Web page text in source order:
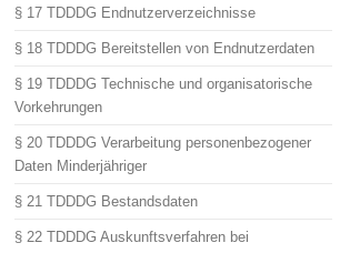
§ 17 TDDDG Endnutzerverzeichnisse
§ 18 TDDDG Bereitstellen von Endnutzerdaten
§ 19 TDDDG Technische und organisatorische
Vorkehrungen
§ 20 TDDDG Verarbeitung personenbezogener
Daten Minderjähriger
§ 21 TDDDG Bestandsdaten
§ 22 TDDDG Auskunftsverfahren bei